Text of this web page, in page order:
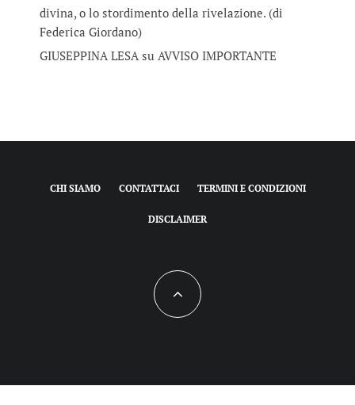
divina, o lo stordimento della rivelazione. (di
Federica Giordano)
GIUSEPPINA LESA su AVVISO IMPORTANTE
CHI SIAMO CONTATTACI TERMINI E CONDIZIONI
DISCLAIMER